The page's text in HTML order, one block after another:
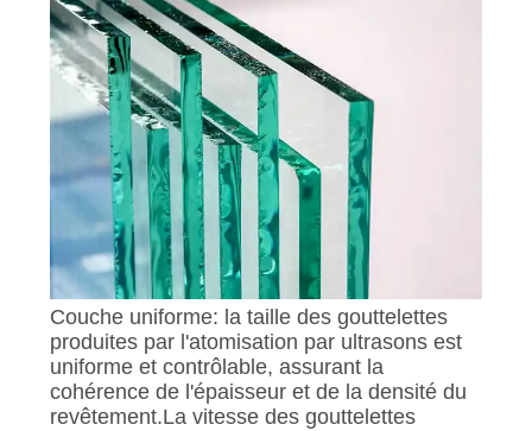
Couche uniforme: la taille des gouttelettes
produites par l'atomisation par ultrasons est
uniforme et contrôlable, assurant la
cohérence de l'épaisseur et de la densité du
revêtement.La vitesse des gouttelettes